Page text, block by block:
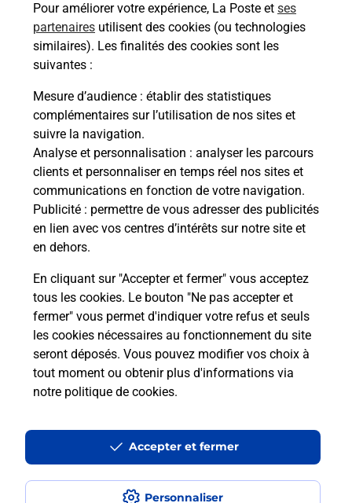
Pour améliorer votre expérience, La Poste et ses
partenaires utilisent des cookies (ou technologies
similaires). Les finalités des cookies sont les
suivantes :
Mesure d’audience : établir des statistiques
complémentaires sur l’utilisation de nos sites et
suivre la navigation.
Analyse et personnalisation : analyser les parcours
clients et personnaliser en temps réel nos sites et
communications en fonction de votre navigation.
Publicité : permettre de vous adresser des publicités
en lien avec vos centres d’intérêts sur notre site et
en dehors.
En cliquant sur "Accepter et fermer" vous acceptez
tous les cookies. Le bouton "Ne pas accepter et
fermer" vous permet d'indiquer votre refus et seuls
les cookies nécessaires au fonctionnement du site
seront déposés. Vous pouvez modifier vos choix à
tout moment ou obtenir plus d'informations via
notre politique de cookies.
Personnaliser
Accepter et fermer
Ouvert 24h/24
En savoir plus
Recherchez un autre point de contact
Questions fréquemment posées
Est-ce que je peux garder mon
numéro de mobile gratuitement ?
Est-ce que je peux bénéficier de la 5G
avec La Poste Mobile ?
Est-ce que je peux utiliser mon forfait
à l’étranger avec La Poste Mobile ?
Est-ce que je peux payer mon